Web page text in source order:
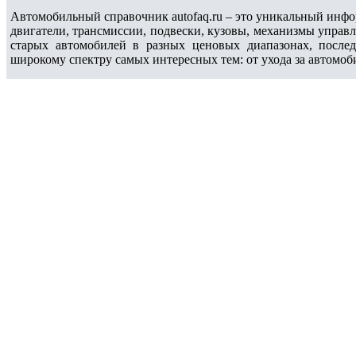
Автомобильный справочник autofaq.ru – это уникальный
двигатели, трансмиссии, подвески, кузовы, механизмы
старых автомобилей в разных ценовых диапазонах,
широкому спектру самых интересных тем: от ухода за